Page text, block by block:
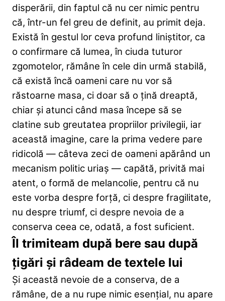
disperării, din faptul că nu cer nimic pentru
că, într-un fel greu de definit, au primit deja.
Există în gestul lor ceva profund liniștitor, ca
o confirmare că lumea, în ciuda tuturor
zgomotelor, rămâne în cele din urmă stabilă,
că există încă oameni care nu vor să
răstoarne masa, ci doar să o țină dreaptă,
chiar și atunci când masa începe să se
clatine sub greutatea propriilor privilegii, iar
această imagine, care la prima vedere pare
ridicolă — câteva zeci de oameni apărând un
mecanism politic uriaș — capătă, privită mai
atent, o formă de melancolie, pentru că nu
este vorba despre forță, ci despre fragilitate,
nu despre triumf, ci despre nevoia de a
conserva ceea ce, odată, a fost suficient.
Îl trimiteam după bere sau după
țigări și râdeam de textele lui
Și această nevoie de a conserva, de a
rămâne, de a nu rupe nimic esențial, nu apare